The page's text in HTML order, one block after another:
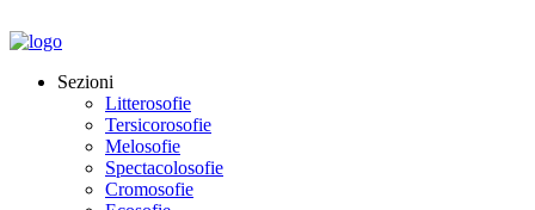
Sezioni
Litterosofie
Tersicorosofie
Melosofie
Spectacolosofie
Cromosofie